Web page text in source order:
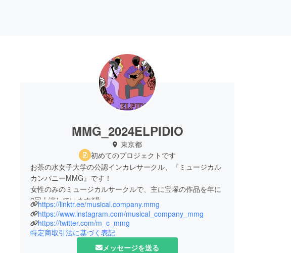
MMG_2024ELPIDIO
東京都
初めてのプロジェクトです
お茶の水女子大学の公認インカレサークル、『ミュージカル
カンパニーMMG』です！
女性のみのミュージカルサークルで、主に宝塚の作品を年に
2回上演しています💃🕺
https://linktr.ee/musical.company.mmg
https://www.instagram.com/musical_company_mmg
https://twitter.com/m_c_mmg
特定商取引法に基づく表記
メッセージを送る